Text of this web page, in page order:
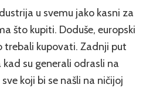
u svemu jako kasni za
što kupiti. Doduše, europski
trebali kupovati. Zadnji put
su generali odrasli na
koji bi se našli na ničijoj